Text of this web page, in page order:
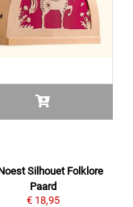
Silhouet Folklore
Paard
€ 18,95